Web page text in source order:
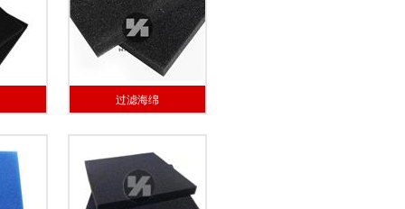
过滤海绵